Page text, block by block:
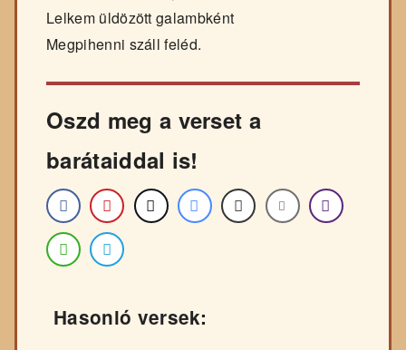
Lelkem üldözött galambként
Megpihenni száll feléd.
Oszd meg a verset a
barátaiddal is!
Hasonló versek: